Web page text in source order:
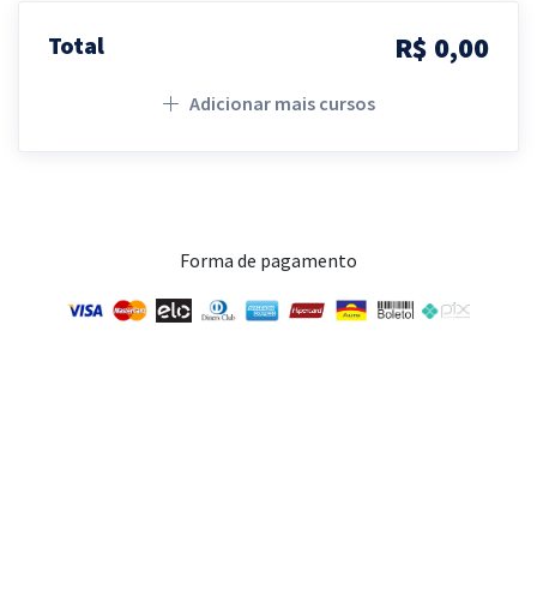
Total R$ 0,00
Adicionar mais cursos
Forma de pagamento